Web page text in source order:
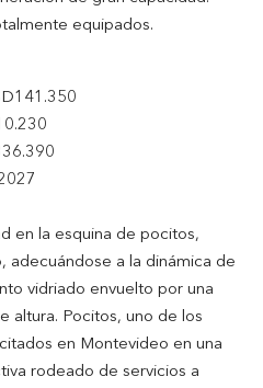
equipados.
en la esquina de pocitos,
adecuándose a la dinámica de
vidriado envuelto por una
altura. Pocitos, uno de los
en Montevideo en una
rodeado de servicios a